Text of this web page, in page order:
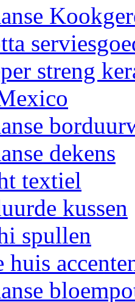
streng
dekens
textiel
kussen
spullen
huis